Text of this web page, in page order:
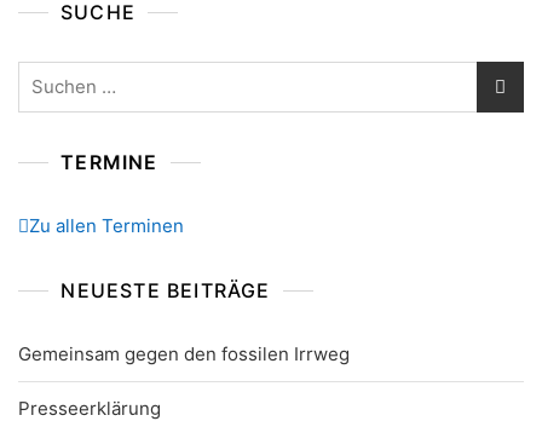
SUCHE
TERMINE
Zu allen Terminen
NEUESTE BEITRÄGE
Gemeinsam gegen den fossilen Irrweg
Presseerklärung